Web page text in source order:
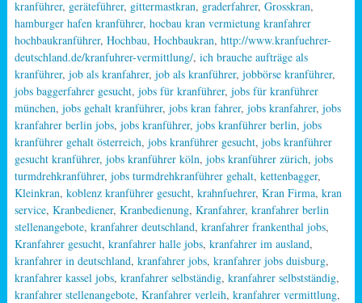
kranführer, geräteführer, gittermastkran, graderfahrer, Grosskran,
hamburger hafen kranführer, hocbau kran vermietung kranfahrer
hochbaukranführer, Hochbau, Hochbaukran, http://www.kranfuehrer-
deutschland.de/kranfuhrer-vermittlung/, ich brauche aufträge als
kranführer, job als kranfahrer, job als kranführer, jobbörse kranführer,
jobs baggerfahrer gesucht, jobs für kranführer, jobs für kranführer
münchen, jobs gehalt kranführer, jobs kran fahrer, jobs kranfahrer, jobs
kranfahrer berlin jobs, jobs kranführer, jobs kranführer berlin, jobs
kranführer gehalt österreich, jobs kranführer gesucht, jobs kranführer
gesucht kranführer, jobs kranführer köln, jobs kranführer zürich, jobs
turmdrehkranführer, jobs turmdrehkranführer gehalt, kettenbagger,
Kleinkran, koblenz kranführer gesucht, krahnfuehrer, Kran Firma, kran
service, Kranbediener, Kranbedienung, Kranfahrer, kranfahrer berlin
stellenangebote, kranfahrer deutschland, kranfahrer frankenthal jobs,
Kranfahrer gesucht, kranfahrer halle jobs, kranfahrer im ausland,
kranfahrer in deutschland, kranfahrer jobs, kranfahrer jobs duisburg,
kranfahrer kassel jobs, kranfahrer selbständig, kranfahrer selbstständig,
kranfahrer stellenangebote, Kranfahrer verleih, kranfahrer vermittlung,